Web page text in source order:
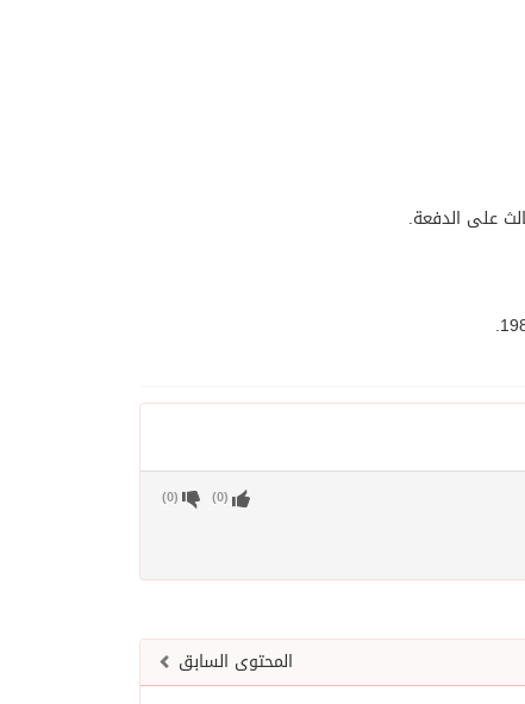
(
0
) (
0
)
المحتوى السابق